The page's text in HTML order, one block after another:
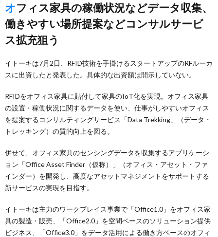
オフィス家具の稼働状況などデータ収集、
働きやすい場所提案などコンサルサービ
ス拡充狙う
イトーキは7月2日、RFID技術を手掛けるスタートアップのRFルーカ
スに出資したと発表した。具体的な出資額は開示していない。
RFIDをオフィス家具に貼付して家具のIoT化を実現。オフィス家具
の設置・稼働状況に関するデータを使い、仕事がしやすいオフィス
を提案するコンサルティングサービス「Data Trekking」（データ・
トレッキング）の質的向上を図る。
併せて、オフィス家具のセンシングデータを収集するアプリケーシ
ョン「Office Asset Finder（仮称）」（オフィス・アセット・ファ
インダー）を開発し、高度なアセットマネジメントをサポートする
新サービスの実現を目指す。
イトーキは主力のワークプレイス事業で「Office1.0」をオフィス家
具の製造・販売、「Office2.0」を空間ベースのソリューション提供
ビジネス、「Office3.0」をデータ活用による働き方ベースのオフィ